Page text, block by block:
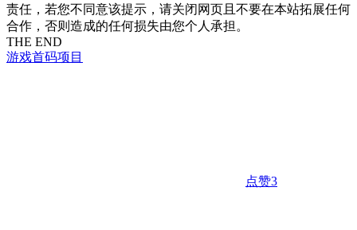
责任，若您不同意该提示，请关闭网页且不要在本站拓展任何
合作，否则造成的任何损失由您个人承担。
THE END
游戏首码项目
点赞3